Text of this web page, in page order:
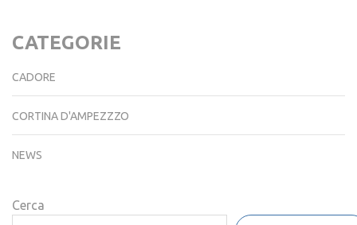
CATEGORIE
CADORE
CORTINA D'AMPEZZZO
NEWS
Cerca